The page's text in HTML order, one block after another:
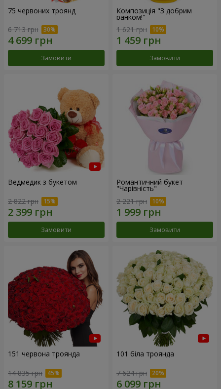
75 червоних троянд
6 713 грн
Замовити
Композиція "З добрим
ранком!"
1 621 грн
Замовити
Ведмедик з букетом
2 822 грн
Замовити
Романтичний букет
"Чарівність"
2 221 грн
Замовити
151 червона троянда
14 835 грн
101 біла троянда
7 624 грн